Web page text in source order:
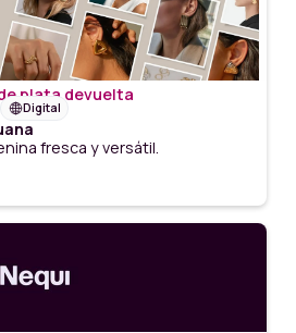
plata devuelta
Digital
fresca y versátil.